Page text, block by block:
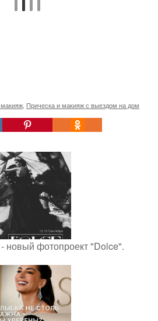
Прическа и макияж с выездом на дом
новый фотопроект "Dolce".